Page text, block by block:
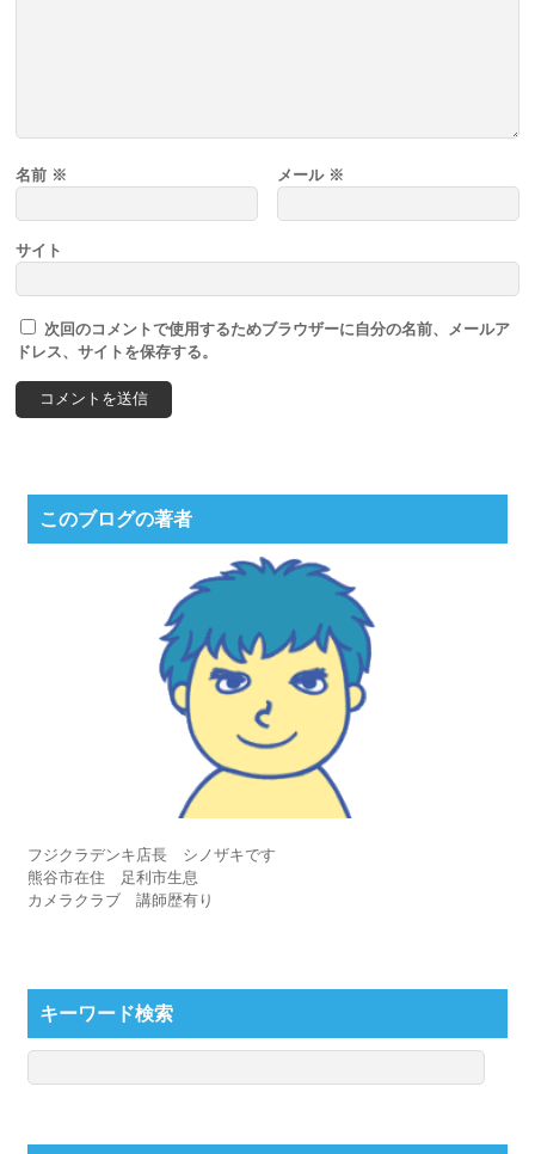
名前 ※ メール ※
サイト
次回のコメントで使用するためブラウザーに自分の名前、メールア
ドレス、サイトを保存する。
このブログの著者
フジクラデンキ店長 シノザキです
熊谷市在住 足利市生息
カメラクラブ 講師歴有り
キーワード検索